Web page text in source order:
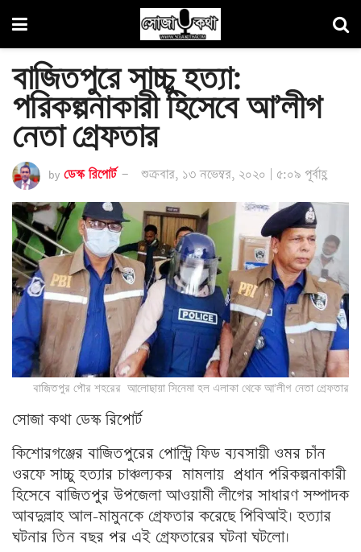
বাজিতপুরে সাচ্চু হত্যা:
পরিকল্পনাকারী হিসেবে আ’লীগ
নেতা গ্রেফতার
by ডেস্ক রিপোর্ট শুক্রবার, ১৩ নভেম্বর, ২০২০ | ৫:০৯ পূর্বাহ্ণ
বাজিতপুর পৌর শহরের আলোছায়া সিনেমা হল এলাকা থেকে আ’লীগ নেতা গ্রেফতার
সোজা কথা ডেস্ক রিপোর্ট
কিশোরগঞ্জের বাজিতপুরের পোল্ট্রি ফিড ব্যবসায়ী ওমর চাঁন
ওরফে সাচ্চু হত্যার চাঞ্চল্যকর মামলায় প্রধান পরিকল্পনাকারী
হিসেবে বাজিতপুর উপজেলা আওয়ামী লীগের সাধারণ সম্পাদক
আবদুল্লাহ আল-মামুনকে গ্রেফতার করেছে পিবিআই। হত্যার
ঘটনার তিন বছর পর এই গ্রেফতারের ঘটনা ঘটলো।